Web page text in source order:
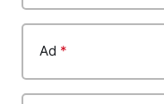
Ad *